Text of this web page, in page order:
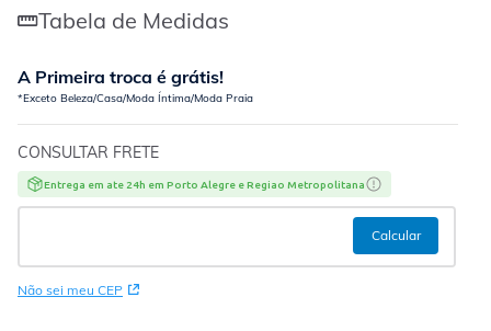
Tabela de Medidas
A Primeira troca é grátis!
*Exceto Beleza/Casa/Moda Íntima/Moda Praia
CONSULTAR FRETE
Entrega em ate 24h em Porto Alegre e Regiao Metropolitana
Não sei meu CEP